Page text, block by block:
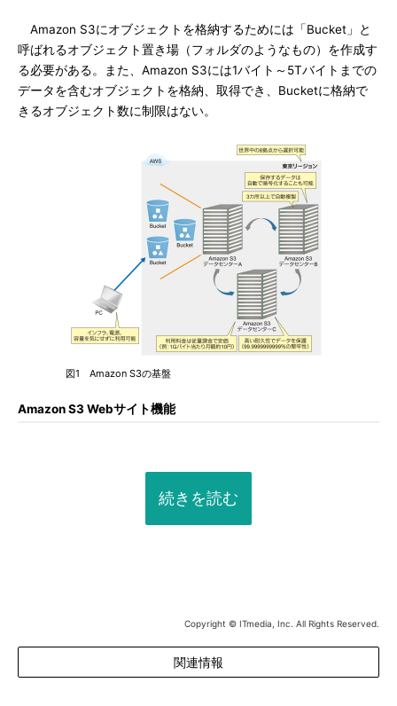
Amazon S3にオブジェクトを格納するためには「Bucket」と
呼ばれるオブジェクト置き場（フォルダのようなもの）を作成す
る必要がある。また、Amazon S3には1バイト～5Tバイトまでの
データを含むオブジェクトを格納、取得でき、Bucketに格納で
きるオブジェクト数に制限はない。
図1 Amazon S3の基盤
Amazon S3 Webサイト機能
続きを読む
Copyright © ITmedia, Inc. All Rights Reserved.
関連情報